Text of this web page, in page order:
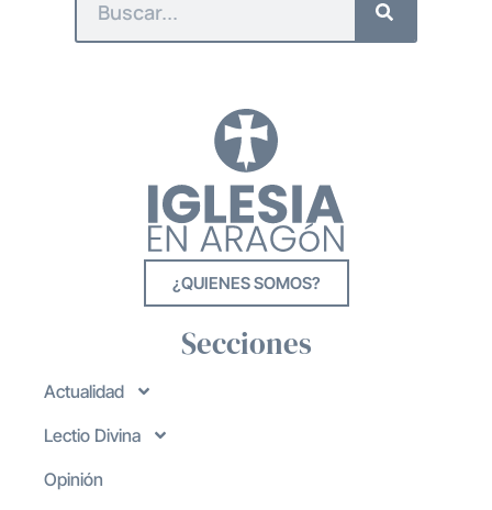
¿QUIENES SOMOS?
Secciones
Actualidad
Lectio Divina
Opinión